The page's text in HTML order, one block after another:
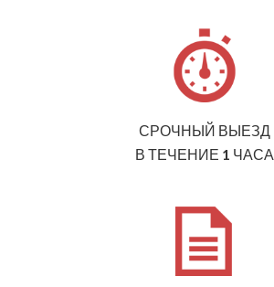
СРОЧНЫЙ ВЫЕЗД
В ТЕЧЕНИЕ 1 ЧАСА